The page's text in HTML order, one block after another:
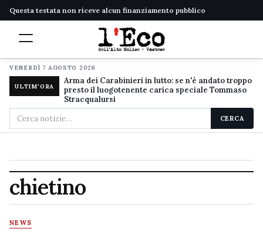
Questa testata non riceve alcun finanziamento pubblico
VENERDÌ 7 AGOSTO 2026
ULTIM'ORA
Arma dei Carabinieri in lutto: se n'è andato troppo
presto il luogotenente carica speciale Tommaso
Stracqualursi
Cerca
nel
CERCA
chietino
NEWS